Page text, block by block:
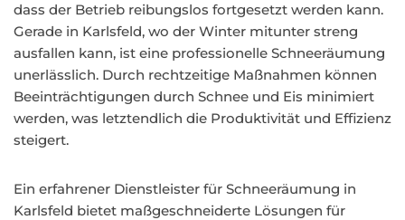
dass der Betrieb reibungslos fortgesetzt werden kann.
Gerade in Karlsfeld, wo der Winter mitunter streng
ausfallen kann, ist eine professionelle Schneeräumung
unerlässlich. Durch rechtzeitige Maßnahmen können
Beeinträchtigungen durch Schnee und Eis minimiert
werden, was letztendlich die Produktivität und Effizienz
steigert.
Ein erfahrener Dienstleister für Schneeräumung in
Karlsfeld bietet maßgeschneiderte Lösungen für